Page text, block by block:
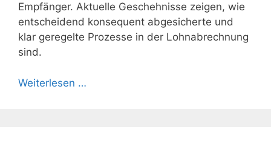
Empfänger. Aktuelle Geschehnisse zeigen, wie
entscheidend konsequent abgesicherte und
klar geregelte Prozesse in der Lohnabrechnung
sind.
Weiterlesen …